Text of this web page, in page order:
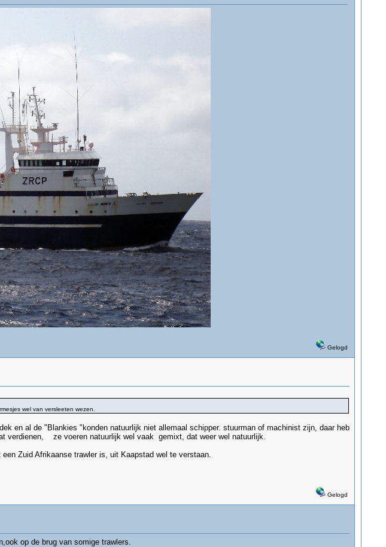
Gelogd
wel van versleeten wezen.
en al de "Blankies "konden natuurlijk niet allemaal schipper. stuurman of machinist zijn, daar heb
verdienen, ze voeren natuurlijk wel vaak gemixt, dat weer wel natuurlijk.
Zuid Afrikaanse trawler is, uit Kaapstad wel te verstaan.
Gelogd
op de brug van somige trawlers.